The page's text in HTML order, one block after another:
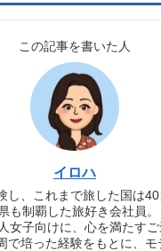
この記事を書いた人
イロハ
し、これまで旅した国は40
も制覇した旅好き会社員。
女子向けに、心を満たす
で培った経験をもとに、モ